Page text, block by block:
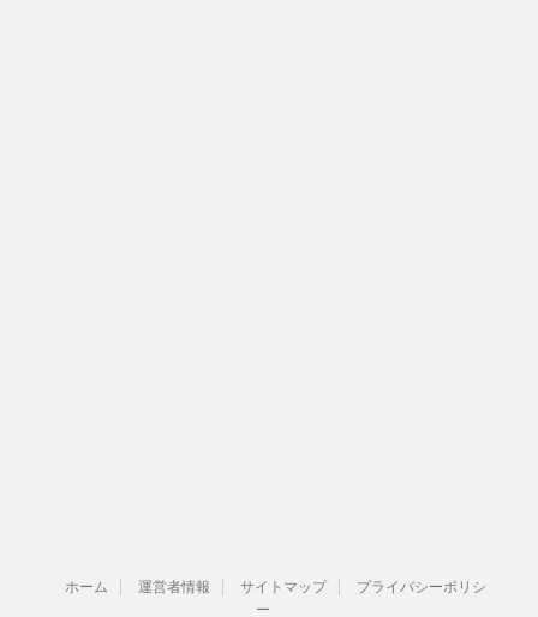
ホーム 運営者情報 サイトマップ
プライバシーポリシ
ー